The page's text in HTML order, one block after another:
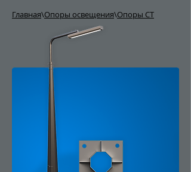
Главная\Опоры освещения\Опоры СТ